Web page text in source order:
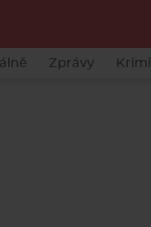
Zprávy Krimi